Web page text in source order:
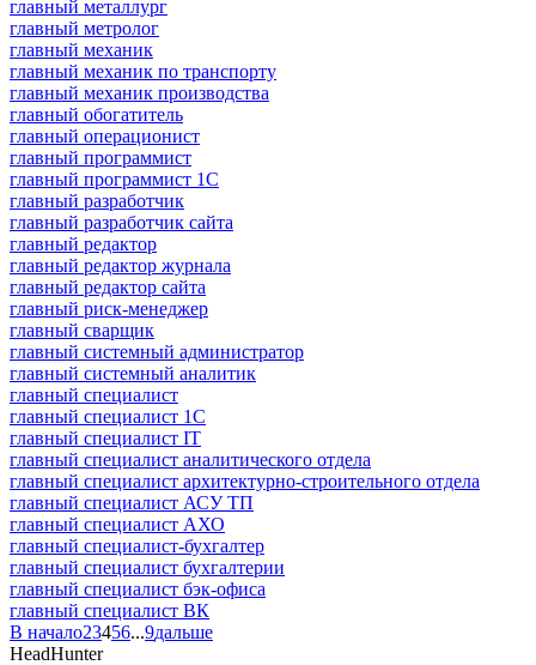
главный металлург
главный метролог
главный механик
главный механик по транспорту
главный механик производства
главный обогатитель
главный операционист
главный программист
главный программист 1С
главный разработчик
главный разработчик сайта
главный редактор
главный редактор журнала
главный редактор сайта
главный риск-менеджер
главный сварщик
главный системный администратор
главный системный аналитик
главный специалист
главный специалист 1С
главный специалист IT
главный специалист аналитического отдела
главный специалист архитектурно-строительного отдела
главный специалист АСУ ТП
главный специалист АХО
главный специалист-бухгалтер
главный специалист бухгалтерии
главный специалист бэк-офиса
главный специалист ВК
В начало23456...9дальше
HeadHunter